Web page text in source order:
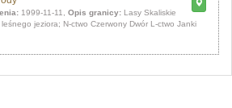
1999-11-11, Opis granicy: Lasy Skaliskie
jeziora; N-ctwo Czerwony Dwór L-ctwo Janki